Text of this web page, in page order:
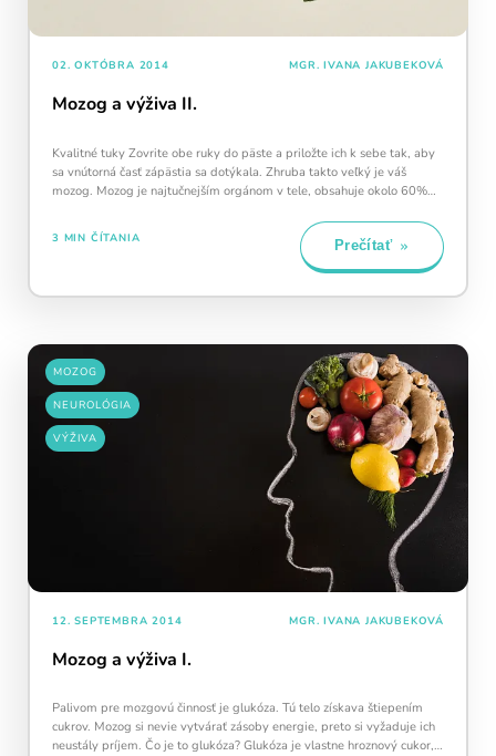
02. OKTÓBRA 2014 MGR. IVANA JAKUBEKOVÁ
Mozog a výživa II.
Kvalitné tuky Zovrite obe ruky do päste a priložte ich k sebe tak, aby
sa vnútorná časť zápästia sa dotýkala. Zhruba takto veľký je váš
mozog. Mozog je najtučnejším orgánom v tele, obsahuje okolo 60%
3 MIN ČÍTANIA
Prečítať
MOZOG
NEUROLÓGIA
VÝŽIVA
12. SEPTEMBRA 2014 MGR. IVANA JAKUBEKOVÁ
Mozog a výživa I.
Palivom pre mozgovú činnosť je glukóza. Tú telo získava štiepením
cukrov. Mozog si nevie vytvárať zásoby energie, preto si vyžaduje ich
neustály príjem. Čo je to glukóza? Glukóza je vlastne hroznový cukor,…